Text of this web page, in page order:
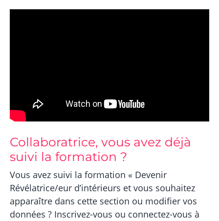
Collaboratrice, vous avez déjà
suivi la formation ?
Vous avez suivi la formation « Devenir
Révélatrice/eur d’intérieurs et vous souhaitez
apparaître dans cette section ou modifier vos
données ? Inscrivez-vous ou connectez-vous à